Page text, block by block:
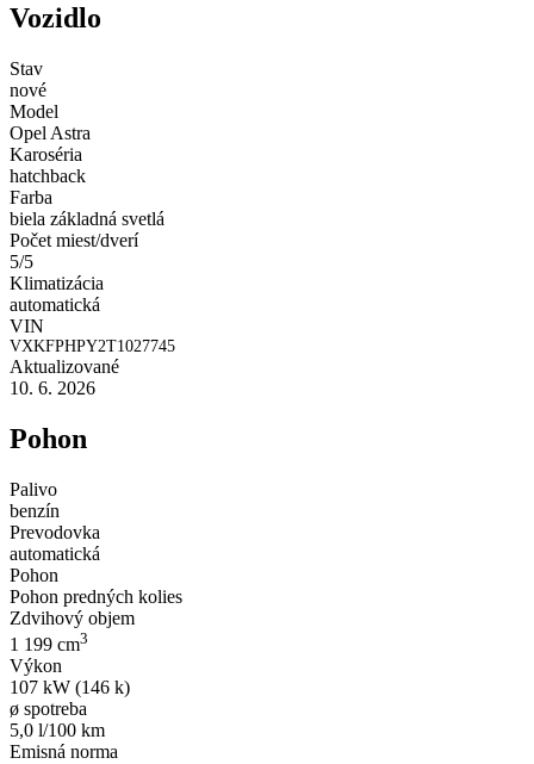
Vozidlo
Stav
nové
Model
Opel Astra
Karoséria
hatchback
Farba
biela základná svetlá
Počet miest/dverí
5/5
Klimatizácia
automatická
VIN
VXKFPHPY2T1027745
Aktualizované
10. 6. 2026
Pohon
Palivo
benzín
Prevodovka
automatická
Pohon
Pohon predných kolies
Zdvihový objem
1 199 cm3
Výkon
107 kW (146 k)
ø spotreba
5,0 l/100 km
Emisná norma